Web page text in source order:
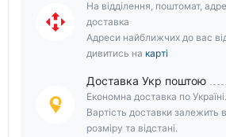
На відділення, поштомат,
доставка
Адреси найближчих до вас
дивитись на карті
Доставка Укр поштою
Економна доставка по Україні.
Вартість доставки залежить
розміру та відстані.